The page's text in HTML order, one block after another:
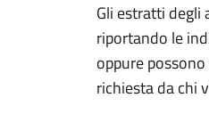
Gli estratti degli
riportando le
oppure
richiesta da chi